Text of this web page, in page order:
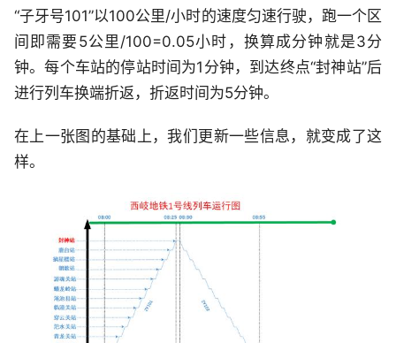
“子牙号101”以100公里/小时的速度匀速行驶，跑一个区
间即需要5公里/100=0.05小时，换算成分钟就是3分
钟。每个车站的停站时间为1分钟，到达终点“封神站”后
进行列车换端折返，折返时间为5分钟。
在上一张图的基础上，我们更新一些信息，就变成了这
样。